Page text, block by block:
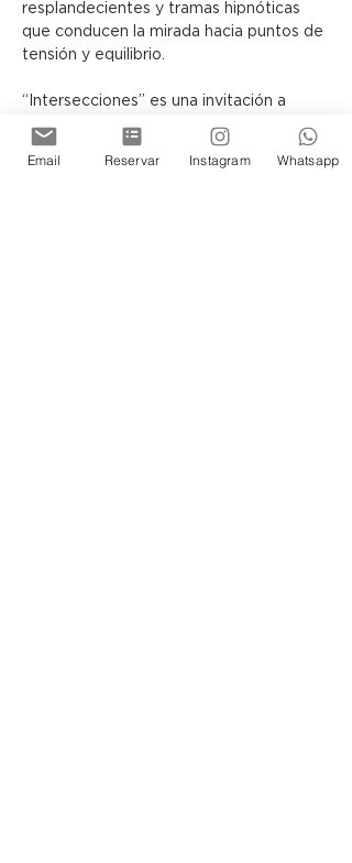
resplandecientes y tramas hipnóticas
que conducen la mirada hacia puntos de
tensión y equilibrio.
“Intersecciones” es una invitación a
contemplar cómo, a través del lenguaje
abstracto, el lienzo puede
transformarse en una arquitectura
Email Reservar Instagram Whatsapp